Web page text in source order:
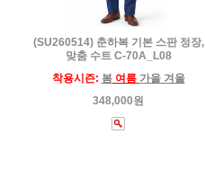
(SU260514) 춘하복 기본 스판 정장,
맞춤 수트 C-70A_L08
착용시즌: 봄여름 가을 겨울
348,000원